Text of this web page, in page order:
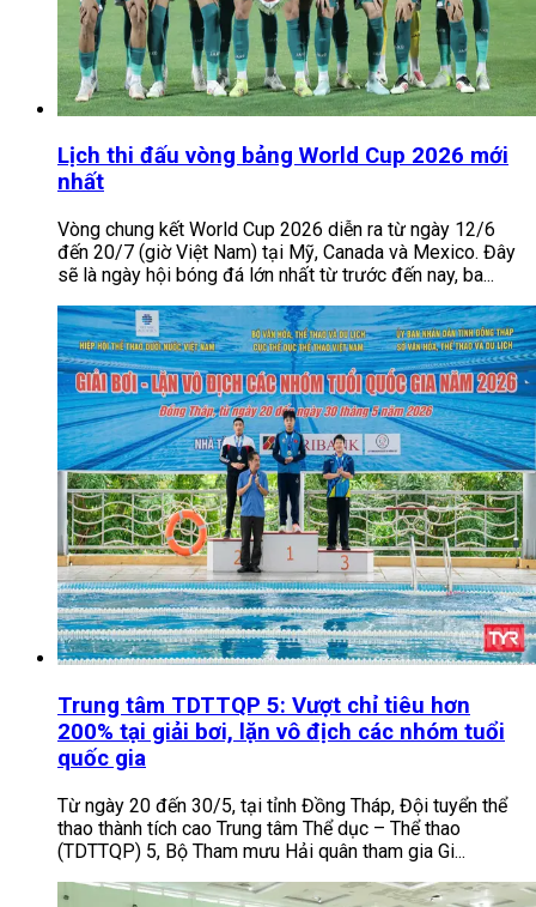
Lịch thi đấu vòng bảng World Cup 2026 mới
nhất
Vòng chung kết World Cup 2026 diễn ra từ ngày 12/6
đến 20/7 (giờ Việt Nam) tại Mỹ, Canada và Mexico. Đây
sẽ là ngày hội bóng đá lớn nhất từ trước đến nay, ba...
Trung tâm TDTTQP 5: Vượt chỉ tiêu hơn
200% tại giải bơi, lặn vô địch các nhóm tuổi
quốc gia
Từ ngày 20 đến 30/5, tại tỉnh Đồng Tháp, Đội tuyển thể
thao thành tích cao Trung tâm Thể dục – Thể thao
(TDTTQP) 5, Bộ Tham mưu Hải quân tham gia Gi...